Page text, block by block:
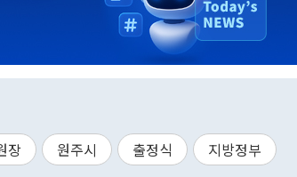
장 원주시 출정식
지방정부